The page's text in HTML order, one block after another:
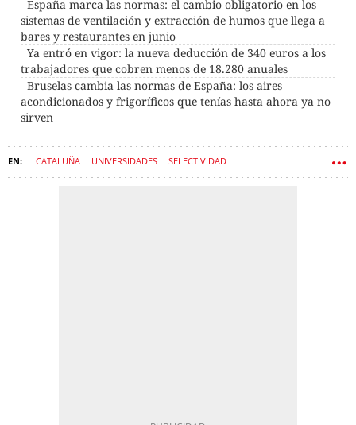
España marca las normas: el cambio obligatorio en los
sistemas de ventilación y extracción de humos que llega a
bares y restaurantes en junio
Ya entró en vigor: la nueva deducción de 340 euros a los
trabajadores que cobren menos de 18.280 anuales
Bruselas cambia las normas de España: los aires
acondicionados y frigoríficos que tenías hasta ahora ya no
sirven
CATALUÑA UNIVERSIDADES SELECTIVIDAD